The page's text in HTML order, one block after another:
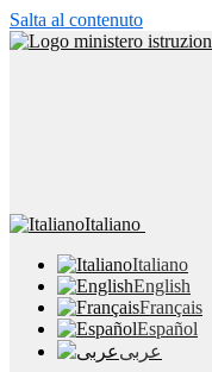
Salta al contenuto
Italiano
Italiano
English
Français
Español
عربى